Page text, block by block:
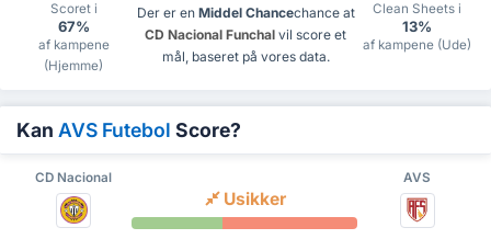
Scoret i
67%
af kampene
(Hjemme)
Der er en Middel Chancechance at
CD Nacional Funchal vil score et
mål, baseret på vores data.
Clean Sheets i
13%
af kampene (Ude)
Kan AVS Futebol Score?
CD Nacional AVS
Usikker